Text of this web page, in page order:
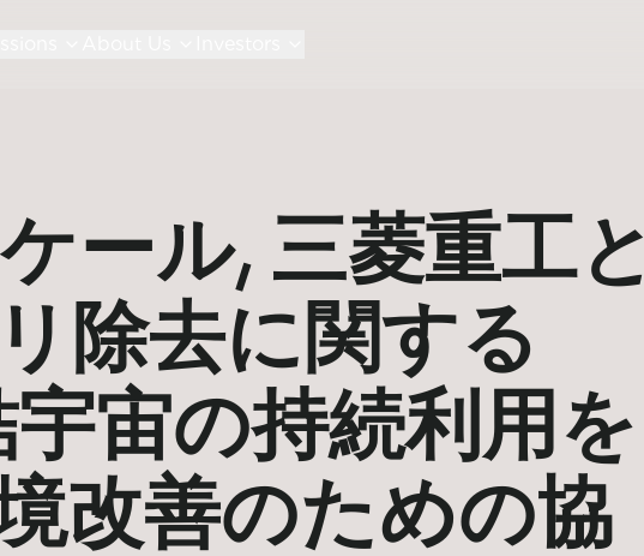
ール, 三菱重工と
除去に関する
宇宙の持続利用を
改善のための協